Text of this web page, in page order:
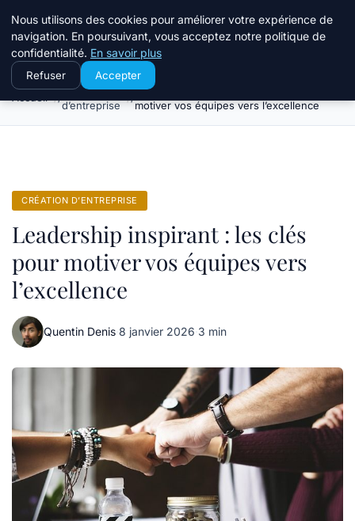
Travail Saisonnier
Création
d’entreprise
Leadership inspirant : les clés pour
motiver vos équipes vers l’excellence
CRÉATION D’ENTREPRISE
Leadership inspirant : les clés
pour motiver vos équipes vers
l’excellence
Quentin Denis·8 janvier 2026·3 min
Nous utilisons des cookies pour améliorer votre expérience de
navigation. En poursuivant, vous acceptez notre politique de
confidentialité. En savoir plus
Refuser Accepter